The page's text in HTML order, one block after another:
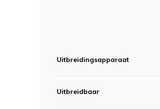
Uitbreidingsapparaat
Uitbreidbaar